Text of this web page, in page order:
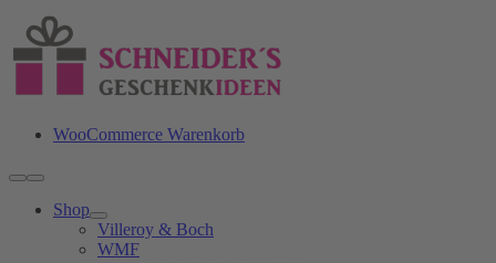
Inhalt
springen
WooCommerce Warenkorb
Toggle
Navigation
Shop
Villeroy & Boch
WMF